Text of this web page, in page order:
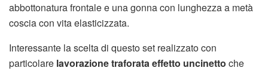
abbottonatura frontale e una gonna con lunghezza a metà
coscia con vita elasticizzata.
Interessante la scelta di questo set realizzato con
particolare lavorazione traforata effetto uncinetto che